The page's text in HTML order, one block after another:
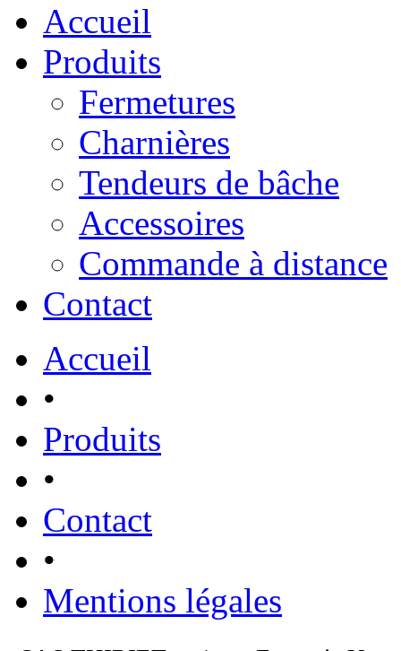
Accueil
Produits
Fermetures
Charnières
Tendeurs de bâche
Accessoires
Commande à distance
Contact
Accueil
•
Produits
•
Contact
•
Mentions légales